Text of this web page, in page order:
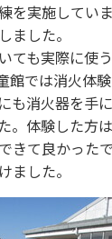
を実施してい
ました。
ても実際に使
館では消火体
も消火器を手
。体験した方
きて良かった
ました。